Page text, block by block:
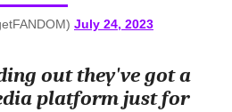
July 24, 2023
out they've got a
platform just for